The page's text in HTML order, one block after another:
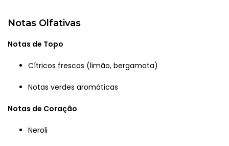
Notas Olfativas
Notas de Topo
Cítricos frescos (limão, bergamota)
Notas verdes aromáticas
Notas de Coração
Neroli